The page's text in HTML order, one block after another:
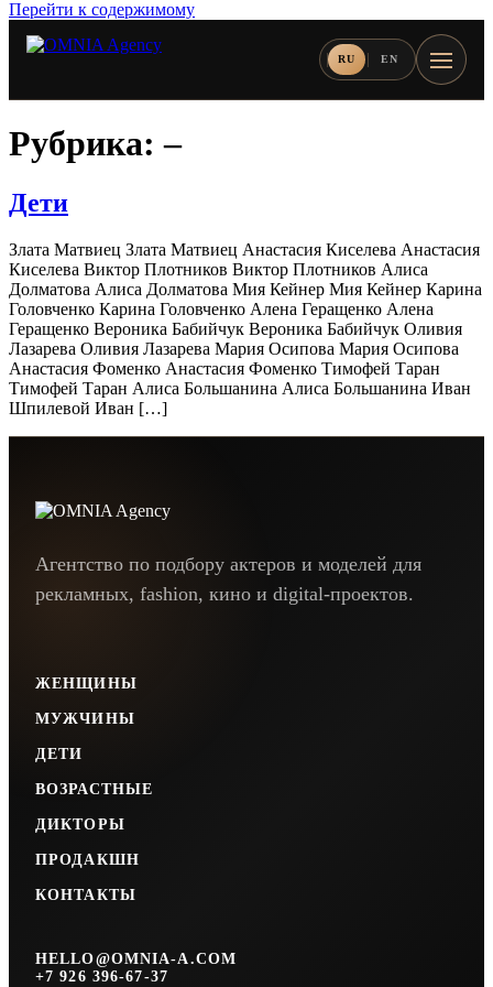
Перейти к содержимому
RU EN
Рубрика:–
Дети
Злата Матвиец Злата Матвиец Анастасия Киселева Анастасия
Киселева Виктор Плотников Виктор Плотников Алиса
Долматова Алиса Долматова Мия Кейнер Мия Кейнер Карина
Головченко Карина Головченко Алена Геращенко Алена
Геращенко Вероника Бабийчук Вероника Бабийчук Оливия
Лазарева Оливия Лазарева Мария Осипова Мария Осипова
Анастасия Фоменко Анастасия Фоменко Тимофей Таран
Тимофей Таран Алиса Большанина Алиса Большанина Иван
Шпилевой Иван […]
Агентство по подбору актеров и моделей для
рекламных, fashion, кино и digital-проектов.
ЖЕНЩИНЫ
МУЖЧИНЫ
ДЕТИ
ВОЗРАСТНЫЕ
ДИКТОРЫ
ПРОДАКШН
КОНТАКТЫ
HELLO@OMNIA-A.COM
+7 926 396-67-37